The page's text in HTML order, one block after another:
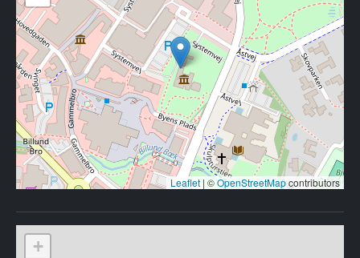
Leaflet | ©OpenStreetMapcontributors
+